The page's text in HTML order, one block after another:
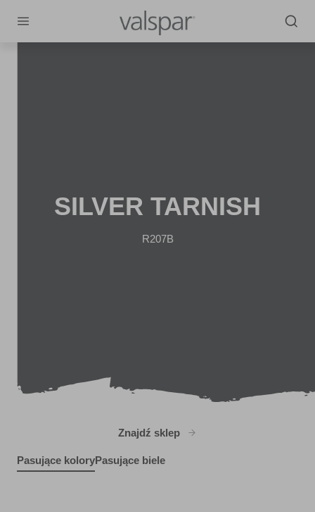
SILVER TARNISH
R207B
Znajdź sklep
Pasujące koloryPasujące biele